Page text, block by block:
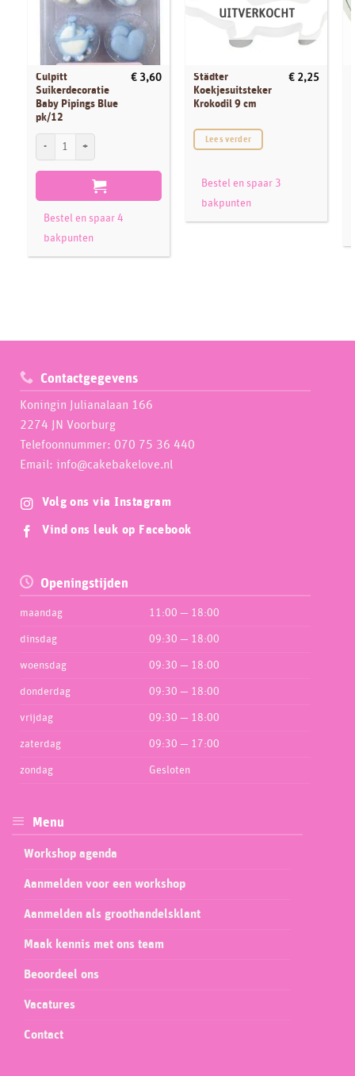
Culpitt
Suikerdecoratie
Baby Pipings Blue
pk/12
€ 3,60
Culpitt Suikerdecoratie Baby Pipings Blue pk/12 aantal
Bestel en spaar 4
bakpunten
UITVERKOCHT
Städter
Koekjesuitsteker
Krokodil 9 cm
€ 2,25
Lees verder
Bestel en spaar 3
bakpunten
Contactgegevens
Koningin Julianalaan 166
2274 JN Voorburg
Telefoonnummer: 070 75 36 440
Email: info@cakebakelove.nl
Volg ons via Instagram
Vind ons leuk op Facebook
Openingstijden
maandag 11:00 — 18:00
dinsdag 09:30 — 18:00
woensdag 09:30 — 18:00
donderdag 09:30 — 18:00
vrijdag 09:30 — 18:00
zaterdag 09:30 — 17:00
zondag Gesloten
Menu
Workshop agenda
Aanmelden voor een workshop
Aanmelden als groothandelsklant
Maak kennis met ons team
Beoordeel ons
Vacatures
Contact